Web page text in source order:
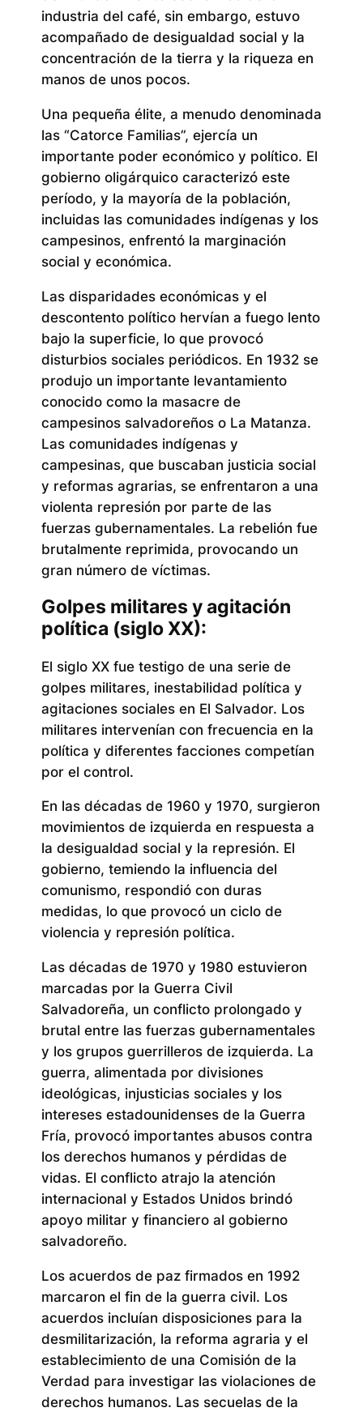
industria del café, sin embargo, estuvo
acompañado de desigualdad social y la
concentración de la tierra y la riqueza en
manos de unos pocos.
Una pequeña élite, a menudo denominada
las “Catorce Familias”, ejercía un
importante poder económico y político. El
gobierno oligárquico caracterizó este
período, y la mayoría de la población,
incluidas las comunidades indígenas y los
campesinos, enfrentó la marginación
social y económica.
Las disparidades económicas y el
descontento político hervían a fuego lento
bajo la superficie, lo que provocó
disturbios sociales periódicos. En 1932 se
produjo un importante levantamiento
conocido como la masacre de
campesinos salvadoreños o La Matanza.
Las comunidades indígenas y
campesinas, que buscaban justicia social
y reformas agrarias, se enfrentaron a una
violenta represión por parte de las
fuerzas gubernamentales. La rebelión fue
brutalmente reprimida, provocando un
gran número de víctimas.
Golpes militares y agitación
política (siglo XX):
El siglo XX fue testigo de una serie de
golpes militares, inestabilidad política y
agitaciones sociales en El Salvador. Los
militares intervenían con frecuencia en la
política y diferentes facciones competían
por el control.
En las décadas de 1960 y 1970, surgieron
movimientos de izquierda en respuesta a
la desigualdad social y la represión. El
gobierno, temiendo la influencia del
comunismo, respondió con duras
medidas, lo que provocó un ciclo de
violencia y represión política.
Las décadas de 1970 y 1980 estuvieron
marcadas por la Guerra Civil
Salvadoreña, un conflicto prolongado y
brutal entre las fuerzas gubernamentales
y los grupos guerrilleros de izquierda. La
guerra, alimentada por divisiones
ideológicas, injusticias sociales y los
intereses estadounidenses de la Guerra
Fría, provocó importantes abusos contra
los derechos humanos y pérdidas de
vidas. El conflicto atrajo la atención
internacional y Estados Unidos brindó
apoyo militar y financiero al gobierno
salvadoreño.
Los acuerdos de paz firmados en 1992
marcaron el fin de la guerra civil. Los
acuerdos incluían disposiciones para la
desmilitarización, la reforma agraria y el
establecimiento de una Comisión de la
Verdad para investigar las violaciones de
derechos humanos. Las secuelas de la